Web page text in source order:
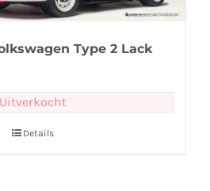
Type 2 Lack
Uitverkocht
Details